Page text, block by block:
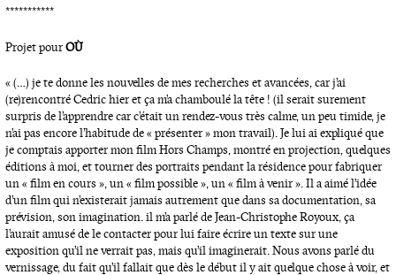
***********
Projet pourOÙ
« (…) je te donne les nouvelles de mes recherches et avancées, car j’ai
(re)rencontré Cedric hier et ça m’a chamboulé la tête ! (il serait surement
surpris de l’apprendre car c’était un rendez-vous très calme, un peu timide, je
n’ai pas encore l’habitude de « présenter » mon travail). Je lui ai expliqué que
je comptais apporter mon film Hors Champs, montré en projection, quelques
éditions à moi, et tourner des portraits pendant la résidence pour fabriquer
un « film en cours », un « film possible », un « film à venir ». Il a aimé l’idée
d’un film qui n’existerait jamais autrement que dans sa documentation, sa
prévision, son imagination. il m’a parlé de Jean-Christophe Royoux, ça
l’aurait amusé de le contacter pour lui faire écrire un texte sur une
exposition qu’il ne verrait pas, mais qu’il imaginerait. Nous avons parlé du
vernissage, du fait qu’il fallait que dès le début il y ait quelque chose à voir, et